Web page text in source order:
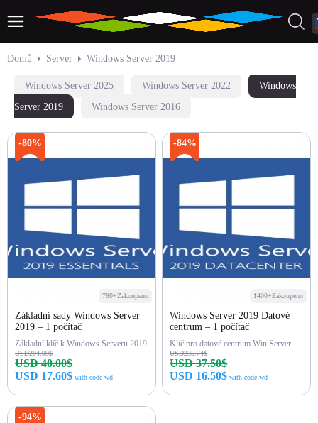
Domů Server Windows Server 2019
Windows Server 2025 Windows Server 2022
Windows
Server 2019
Windows Server 2016
-80%
780+Zakoupeno
Základní sady Windows Server
2019 – 1 počítač
Základní klíč k Windows Serveru 2019
USD204.99$
USD 40.00$
USD 17.60$ with code wd
Okamžitý nákup
-84%
1400+Zakoupeno
Windows Server 2019 Datové
centrum – 1 počítač
Klíč pro datové centrum Win Server 2019
USD235.74$
USD 37.50$
USD 16.50$ with code wd
-94%